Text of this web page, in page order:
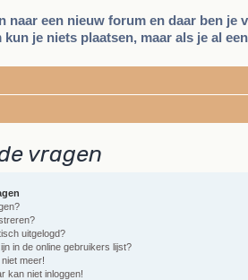
naar een nieuw forum en daar ben je
je niets plaatsen, maar als je al
vragen
uitgelogd?
in de online gebruikers lijst?
meer!
kan niet inloggen!